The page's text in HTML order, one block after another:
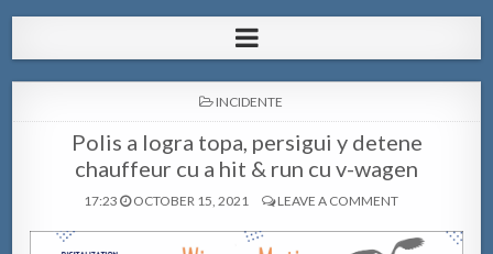
pa Aruba
POSTED
INCIDENTE
Polis a logra topa, persigui y detene
chauffeur cu a hit & run cu v-wagen
17:23 OCTOBER 15, 2021 LEAVE A COMMENT